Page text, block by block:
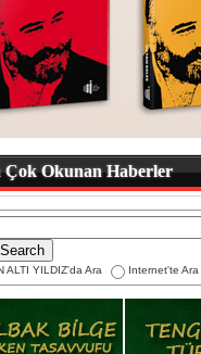
Çok Okunan Haberler
ALTI YILDIZ'da Ara Internet'te Ara